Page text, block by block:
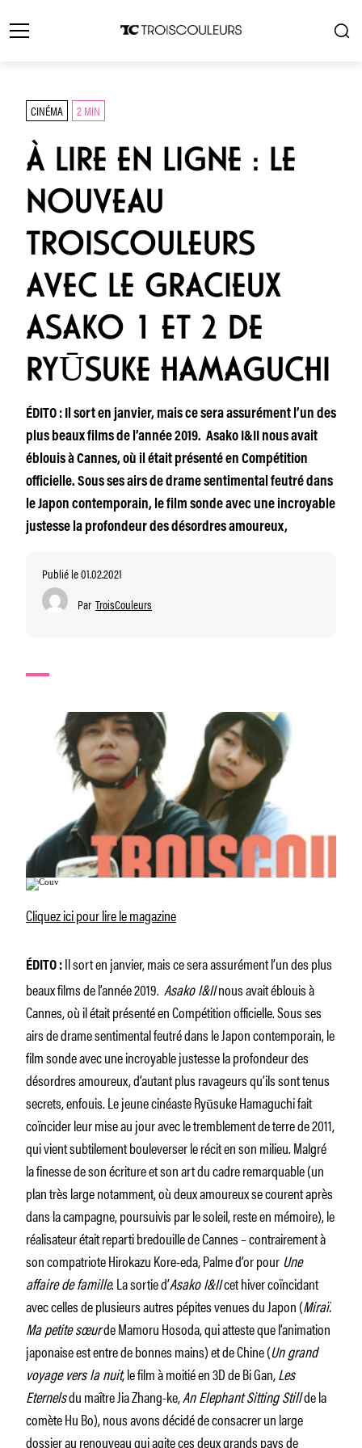
CINÉMA 2 MIN
À LIRE EN LIGNE : LE
NOUVEAU
TROISCOULEURS
AVEC LE GRACIEUX
ASAKO 1 ET 2 DE
RYŪSUKE HAMAGUCHI
ÉDITO : Il sort en janvier, mais ce sera assurément l’un des
plus beaux films de l’année 2019. Asako I&II nous avait
éblouis à Cannes, où il était présenté en Compétition
officielle. Sous ses airs de drame sentimental feutré dans
le Japon contemporain, le film sonde avec une incroyable
justesse la profondeur des désordres amoureux,
Publié le 01.02.2021
Par TroisCouleurs
Cliquez ici pour lire le magazine
ÉDITO : Il sort en janvier, mais ce sera assurément l’un des plus
beaux films de l’année 2019. Asako I&IInous avait éblouis à
Cannes, où il était présenté en Compétition officielle. Sous ses
airs de drame sentimental feutré dans le Japon contemporain, le
film sonde avec une incroyable justesse la profondeur des
désordres amoureux, d’autant plus ravageurs qu’ils sont tenus
secrets, enfouis. Le jeune cinéaste Ryūsuke Hamaguchi fait
coïncider leur mise au jour avec le tremblement de terre de 2011,
qui vient subtilement bouleverser le récit en son milieu. Malgré
la finesse de son écriture et son art du cadre remarquable (un
plan très large notamment, où deux amoureux se courent après
dans la campagne, poursuivis par le soleil, reste en mémoire), le
réalisateur était reparti bredouille de Cannes – contrairement à
son compatriote Hirokazu Kore-eda, Palme d’or pourUne
affaire de famille. La sortie d’Asako I&IIcet hiver coïncidant
avec celles de plusieurs autres pépites venues du Japon (Miraï.
Ma petite sœurde Mamoru Hosoda, qui atteste que l’animation
japonaise est entre de bonnes mains) et de Chine (Un grand
voyage vers la nuit, le film à moitié en 3D de Bi Gan,Les
Eternelsdu maître Jia Zhang-ke,An Elephant Sitting Stillde la
comète Hu Bo), nous avons décidé de consacrer un large
dossier au renouveau qui agite ces deux grands pays de